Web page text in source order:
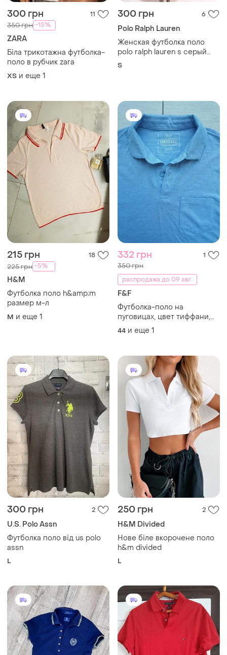
300 грн 11
350 грн -15%
ZARA
Біла трикотажна футболка-
поло в рубчик zara
ХS и еще 1
300 грн 6
Polo Ralph Lauren
Женская футболка поло
polo ralph lauren s серый
хлопок тенниска с
S
215 грн 18
225 грн -5%
H&M
Футболка поло h&amp;m
размер м-л
M и еще 1
332 грн 1
350 грн
распродажа до 09 авг.
F&F
Футболка-поло на
пуговицах, цвет тиффани,
р.42-44 на рост выше
среднего
44 и еще 1
300 грн 2
U.S. Polo Assn
Футболка поло від us polo
assn
L
250 грн 2
H&M Divided
Нове біле вкорочене поло
h&m divided
L